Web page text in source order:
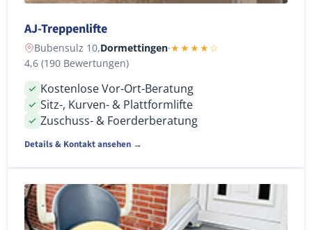
AJ-Treppenlifte
Bubensulz 10,Dormettingen·★★★★☆
4,6 (190 Bewertungen)
Kostenlose Vor-Ort-Beratung
Sitz-, Kurven- & Plattformlifte
Zuschuss- & Foerderberatung
Details & Kontakt ansehen →